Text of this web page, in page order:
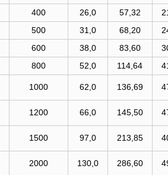
400 26,0 57,32
500 31,0 68,20
600 38,0 83,60
800 52,0 114,64
1000 62,0 136,69
1200 66,0 145,50
1500 97,0 213,85
2000 130,0 286,60